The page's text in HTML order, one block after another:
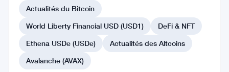
Les
entreprises
traditionnelles
Actualités du Bitcoin
World Liberty Financial USD (USD1)
DeFi & NFT
Ethena USDe (USDe)
Actualités des Altcoins
Avalanche (AVAX)